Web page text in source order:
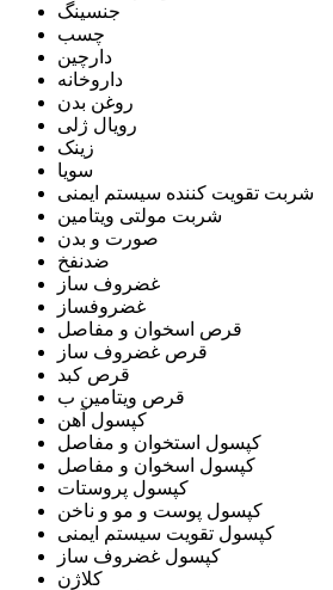
جنسینگ
چسب
دارچین
داروخانه
روغن بدن
رویال ژلی
زینک
سویا
شربت تقویت کننده سیستم ایمنی
شربت مولتی ویتامین
صورت و بدن
ضدنفخ
غضروف ساز
غضروفساز
قرص اسخوان و مفاصل
قرص غضروف ساز
قرص کبد
قرص ویتامین ب
کپسول آهن
کپسول استخوان و مفاصل
کپسول اسخوان و مفاصل
کپسول پروستات
کپسول پوست و مو و ناخن
کپسول تقویت سیستم ایمنی
کپسول غضروف ساز
کلاژن